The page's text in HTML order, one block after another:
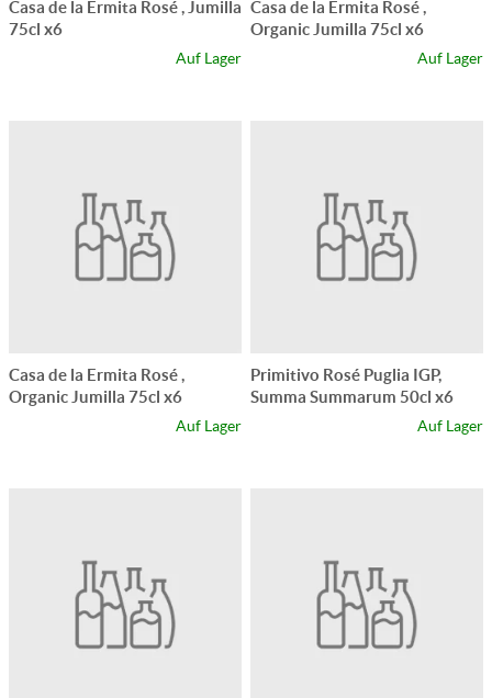
Casa de la Ermita Rosé , Jumilla
75cl x6
Auf Lager
Casa de la Ermita Rosé ,
Organic Jumilla 75cl x6
Auf Lager
Casa de la Ermita Rosé ,
Organic Jumilla 75cl x6
Auf Lager
Primitivo Rosé Puglia IGP,
Summa Summarum 50cl x6
Auf Lager